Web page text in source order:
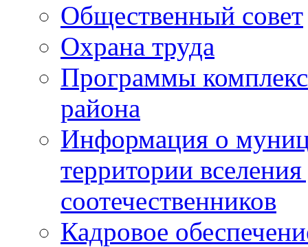
Общественный совет
Охрана труда
Программы
района
Информация о
территории
соотечественников
Кадровое